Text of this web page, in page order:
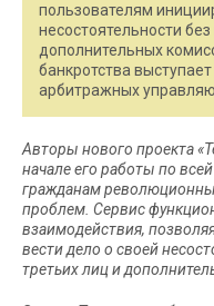
пользователям
несостоятельности
дополнительных
банкротства
арбитражных
Авторы нового проекта
начале его работы по
гражданам
проблем. Сервис
взаимодействия,
вести дело о своей
третьих лиц и